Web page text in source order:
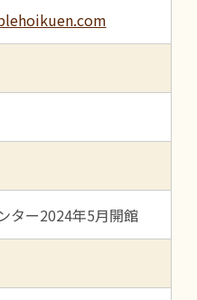
ター2024年5月開館